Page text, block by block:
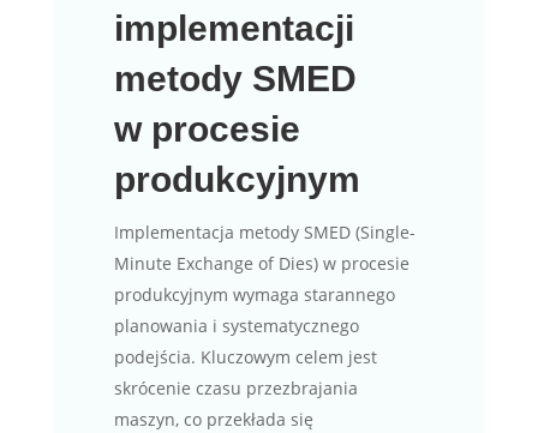
implementacji
metody SMED
w procesie
produkcyjnym
Implementacja metody SMED (Single-
Minute Exchange of Dies) w procesie
produkcyjnym wymaga starannego
planowania i systematycznego
podejścia. Kluczowym celem jest
skrócenie czasu przezbrajania
maszyn, co przekłada się